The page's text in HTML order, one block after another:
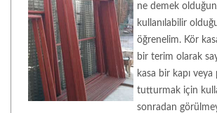
ne demek
kullanılabilir
öğrenelim. Kör
bir terim olarak
kasa bir kapı veya
tutturmak için
sonradan